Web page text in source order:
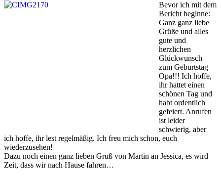
Bevor ich mit dem
Bericht beginne:
Ganz ganz liebe
Grüße und alles
gute und
herzlichen
Glückwunsch
zum Geburtstag
Opa!!! Ich hoffe,
ihr hattet einen
schönen Tag und
habt ordentlich
gefeiert. Anrufen
ist leider
schwierig, aber
ich hoffe, ihr lest regelmäßig. Ich freu mich schon, euch
wiederzusehen!
Dazu noch einen ganz lieben Gruß von Martin an Jessica, es wird
Zeit, dass wir nach Hause fahren…